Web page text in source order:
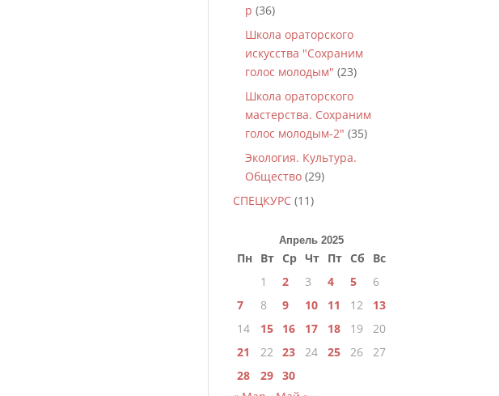
р (36)
Школа ораторского
искусства "Сохраним
голос молодым" (23)
Школа ораторского
мастерства. Сохраним
голос молодым-2" (35)
Экология. Культура.
Общество (29)
СПЕЦКУРС (11)
Апрель 2025
Пн Вт Ср Чт Пт Сб
Вс
1
2 3 4 5
6
7
8 9 10 11 12
13
14
15 16 17 18 19
20
21
22 23 24 25 26
27
28
29 30